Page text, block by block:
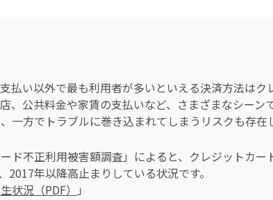
払い以外で最も利用者が多いといえる決済方法はク
、公共料金や家賃の支払いなど、さまざまなシーン
方でトラブルに巻き込まれてしまうリスクも存在
ド不正利用被害額調査」によると、クレジットカー
年以降高止まりしている状況です。
状況（PDF） 」